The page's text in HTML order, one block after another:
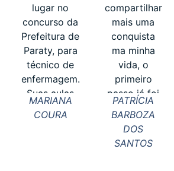
lugar no
concurso da
Prefeitura de
Paraty, para
técnico de
enfermagem.
Suas aulas
me ajudaram
imensamente.
MARIANA
COURA
compartilhar
mais uma
conquista
ma minha
vida, o
primeiro
passo já foi
dado, agora
é aguardar
as próximas
etapas. Não
PATRÍCIA
BARBOZA
DOS
SANTOS